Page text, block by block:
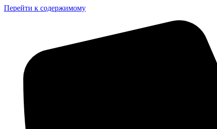
Перейти к содержимому